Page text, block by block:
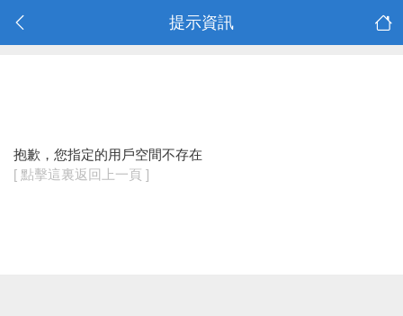
提示資訊
抱歉，您指定的用戶空間不存在
[ 點擊這裏返回上一頁 ]